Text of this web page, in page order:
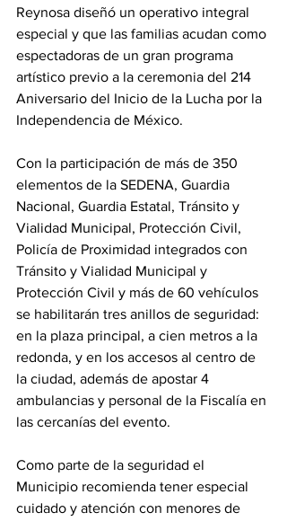
Reynosa diseñó un operativo integral
especial y que las familias acudan como
espectadoras de un gran programa
artístico previo a la ceremonia del 214
Aniversario del Inicio de la Lucha por la
Independencia de México.
Con la participación de más de 350
elementos de la SEDENA, Guardia
Nacional, Guardia Estatal, Tránsito y
Vialidad Municipal, Protección Civil,
Policía de Proximidad integrados con
Tránsito y Vialidad Municipal y
Protección Civil y más de 60 vehículos
se habilitarán tres anillos de seguridad:
en la plaza principal, a cien metros a la
redonda, y en los accesos al centro de
la ciudad, además de apostar 4
ambulancias y personal de la Fiscalía en
las cercanías del evento.
Como parte de la seguridad el
Municipio recomienda tener especial
cuidado y atención con menores de